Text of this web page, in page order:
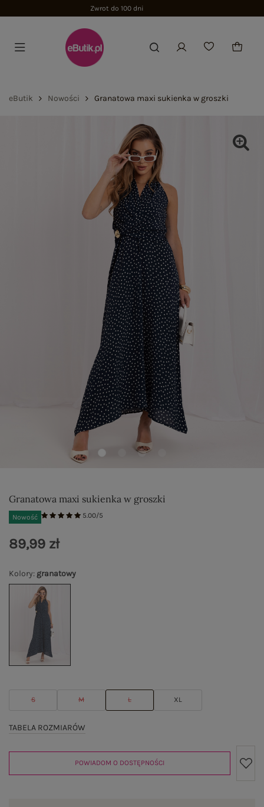
eButik Nowości Granatowa maxi sukienka w groszki
Granatowa maxi sukienka w groszki
Nowość 5.00/5
Kolory: granatowy
S M L XL
TABELA ROZMIARÓW
89,99 zł
POWIADOM O DOSTĘPNOŚCI